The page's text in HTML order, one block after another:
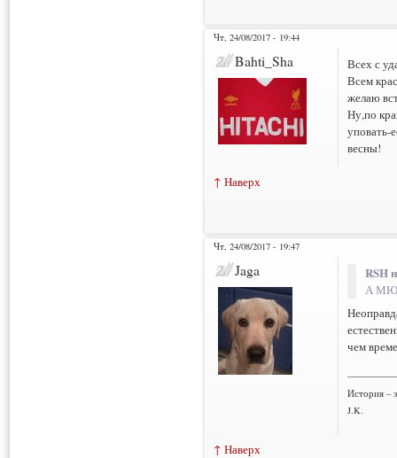
Чт, 24/08/2017 - 19:44
Bahti_Sha
Всех с
Всем
желаю
Ну,по
уповать-
весны!
↑ Наверх
Чт, 24/08/2017 - 19:47
Jaga RSH
А МЮ,
чем
История –
J.K.
↑ Наверх